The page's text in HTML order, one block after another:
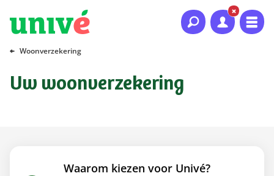
Naar hoofdinhoud
Naar hoofdnavigatie
Naar footer
Woonverzekering
Uw woonverzekering
Waarom kiezen voor Univé?